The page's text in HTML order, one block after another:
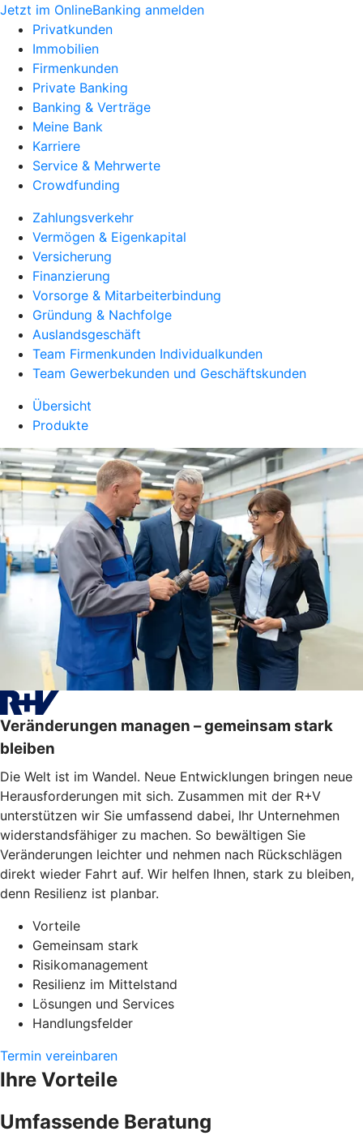
Jetzt im OnlineBanking anmelden
Privatkunden
Immobilien
Firmenkunden
Private Banking
Banking & Verträge
Meine Bank
Karriere
Service & Mehrwerte
Crowdfunding
Zahlungsverkehr
Vermögen & Eigenkapital
Versicherung
Finanzierung
Vorsorge & Mitarbeiterbindung
Gründung & Nachfolge
Auslandsgeschäft
Team Firmenkunden Individualkunden
Team Gewerbekunden und Geschäftskunden
Übersicht
Produkte
Veränderungen managen – gemeinsam stark
bleiben
Die Welt ist im Wandel. Neue Entwicklungen bringen neue
Herausforderungen mit sich. Zusammen mit der R+V
unterstützen wir Sie umfassend dabei, Ihr Unternehmen
widerstandsfähiger zu machen. So bewältigen Sie
Veränderungen leichter und nehmen nach Rückschlägen
direkt wieder Fahrt auf. Wir helfen Ihnen, stark zu bleiben,
denn Resilienz ist planbar.
Vorteile
Gemeinsam stark
Risikomanagement
Resilienz im Mittelstand
Lösungen und Services
Handlungsfelder
Termin vereinbaren
Ihre Vorteile
Umfassende Beratung